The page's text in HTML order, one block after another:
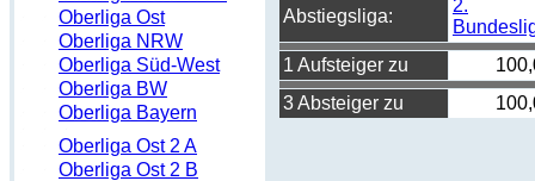
Oberliga Ost
Oberliga NRW
Oberliga Süd-West
Oberliga BW
Oberliga Bayern
Oberliga Ost 2 A
Oberliga Ost 2 B
Abstiegsliga:
2.
1 Aufsteiger zu
3 Absteiger zu